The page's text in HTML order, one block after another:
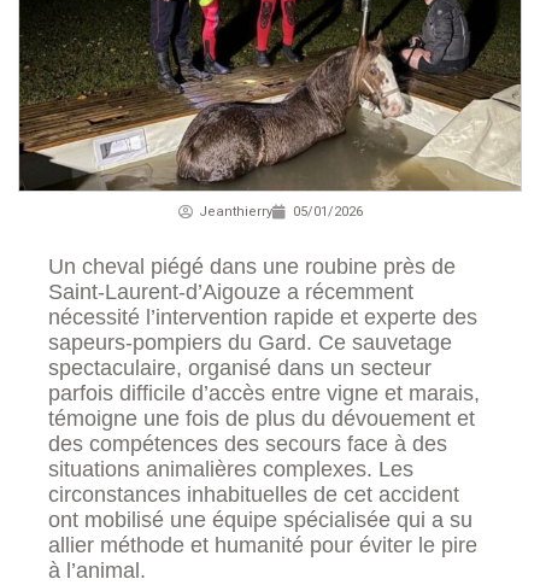
Jeanthierry 05/01/2026
Un cheval piégé dans une roubine près de
Saint-Laurent-d’Aigouze a récemment
nécessité l’intervention rapide et experte des
sapeurs-pompiers du Gard. Ce sauvetage
spectaculaire, organisé dans un secteur
parfois difficile d’accès entre vigne et marais,
témoigne une fois de plus du dévouement et
des compétences des secours face à des
situations animalières complexes. Les
circonstances inhabituelles de cet accident
ont mobilisé une équipe spécialisée qui a su
allier méthode et humanité pour éviter le pire
à l’animal.